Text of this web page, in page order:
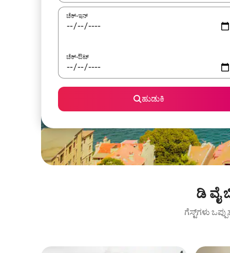
ಚೆಕ್-ಇನ್
ಚೆಕ್-ಔಟ್
ಹುಡುಕಿ
ಡಿ
ಗೆಸ್ಟ್‌ಗಳು